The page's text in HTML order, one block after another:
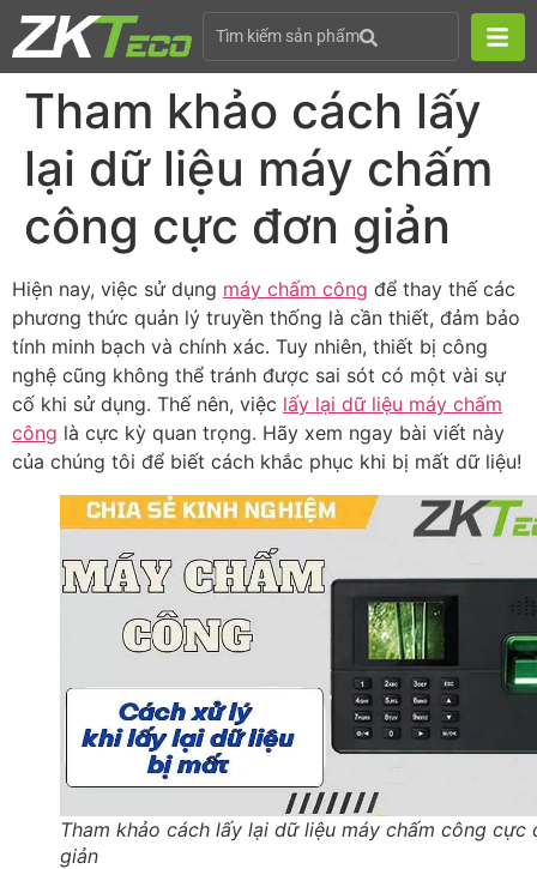
Tìm kiếm sản phẩm
Tham khảo cách lấy
lại dữ liệu máy chấm
công cực đơn giản
Hiện nay, việc sử dụng máy chấm công để thay thế các
phương thức quản lý truyền thống là cần thiết, đảm bảo
tính minh bạch và chính xác. Tuy nhiên, thiết bị công
nghệ cũng không thể tránh được sai sót có một vài sự
cố khi sử dụng. Thế nên, việc lấy lại dữ liệu máy chấm
công là cực kỳ quan trọng. Hãy xem ngay bài viết này
của chúng tôi để biết cách khắc phục khi bị mất dữ liệu!
Tham khảo cách lấy lại dữ liệu máy chấm công cực
giản